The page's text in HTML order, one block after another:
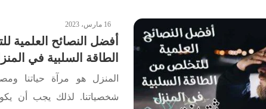
16 مارس، 2023
أفضل النصائح العلمية
الطاقة السلبية في المنزل
المنزل هو مرآة حياتنا
شخصياتنا. لذلك يجب أن